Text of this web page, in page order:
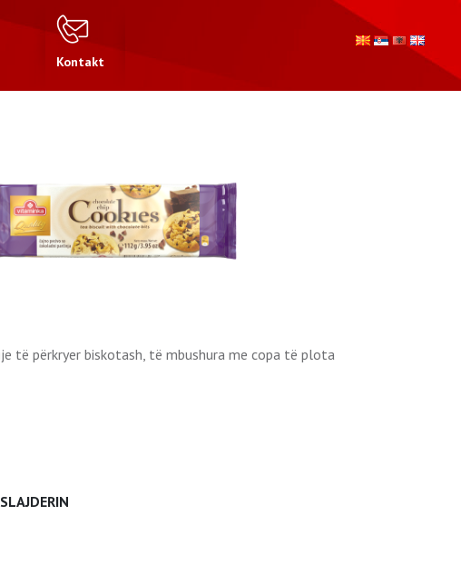
Kontakt
të përkryer biskotash, të mbushura me copa të plota